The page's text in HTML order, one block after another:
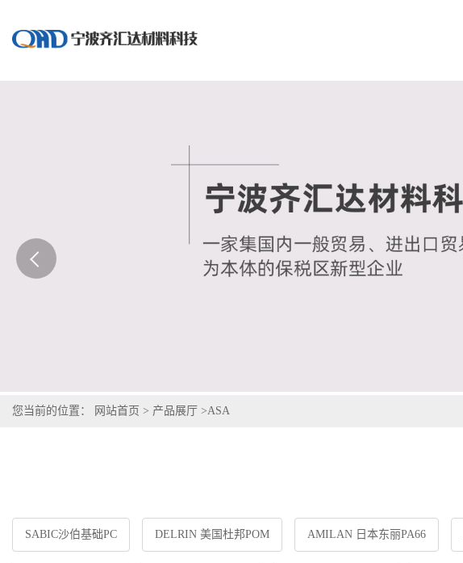
您当前的位置： 网站首页 > 产品展厅 >ASA
SABIC沙伯基础PC DELRIN 美国杜邦POM AMILAN 日本东丽PA66